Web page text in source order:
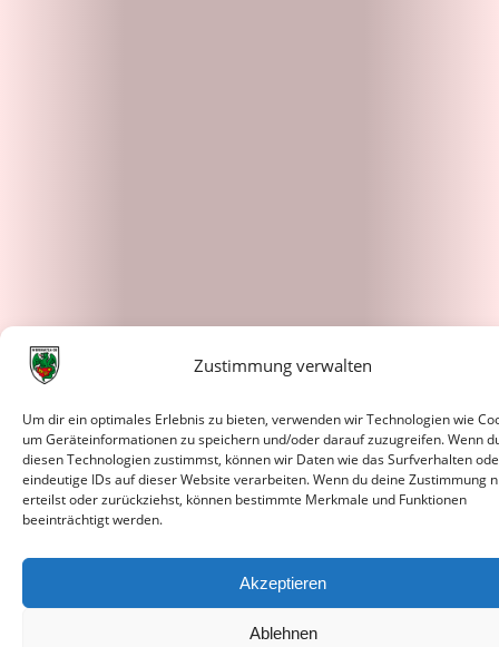
Zustimmung verwalten
Um dir ein optimales Erlebnis zu bieten, verwenden wir Technologien wie
um Geräteinformationen zu speichern und/oder darauf zuzugreifen. Wenn
diesen Technologien zustimmst, können wir Daten wie das Surfverhalten
eindeutige IDs auf dieser Website verarbeiten. Wenn du deine Zustimmung
erteilst oder zurückziehst, können bestimmte Merkmale und Funktionen
beeinträchtigt werden.
Akzeptieren
Ablehnen